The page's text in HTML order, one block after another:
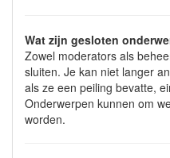
Wat zijn gesloten
Zowel moderators als
sluiten. Je kan niet langer
als ze een peiling bevatte,
Onderwerpen kunnen om
worden.